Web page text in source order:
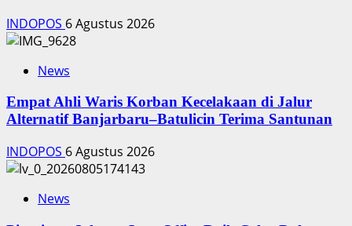
INDOPOS 6 Agustus 2026
News
Empat Ahli Waris Korban Kecelakaan di Jalur
Alternatif Banjarbaru–Batulicin Terima Santunan
INDOPOS 6 Agustus 2026
News